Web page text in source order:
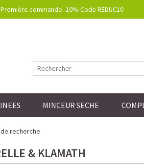
Première commande -10% Code REDUC10
MINCEUR SECHE
recherche
& KLAMATH